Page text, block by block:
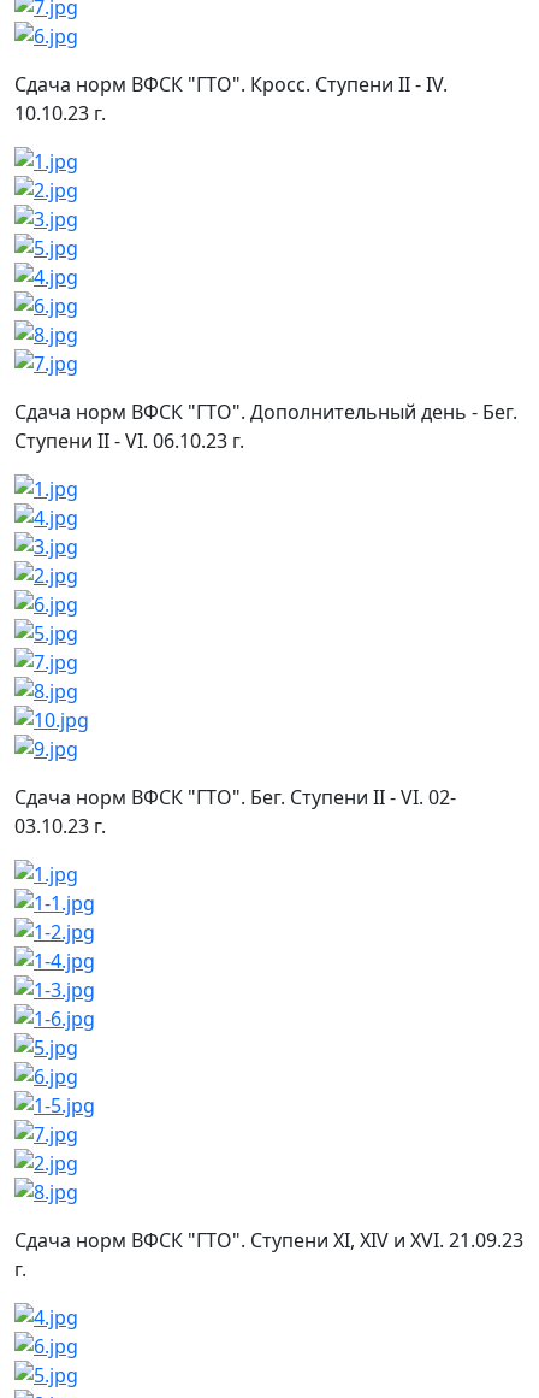
Сдача норм ВФСК "ГТО". Кросс. Ступени II - IV.
10.10.23 г.
Сдача норм ВФСК "ГТО". Дополнительный день - Бег.
Ступени II - VI. 06.10.23 г.
Сдача норм ВФСК "ГТО". Бег. Ступени II - VI. 02-
03.10.23 г.
Сдача норм ВФСК "ГТО". Ступени XI, XIV и XVI. 21.09.23
г.